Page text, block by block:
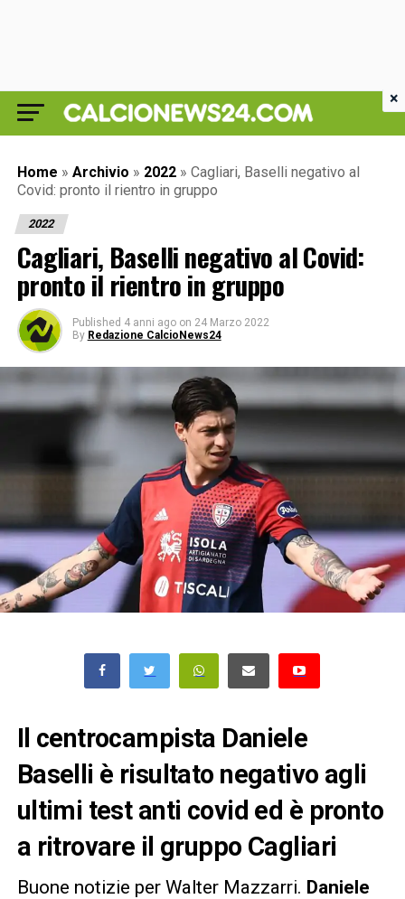
Home » Archivio » 2022 » Cagliari, Baselli negativo al
Covid: pronto il rientro in gruppo
2022
Cagliari, Baselli negativo al Covid:
pronto il rientro in gruppo
Published 4 anni ago on 24 Marzo 2022
By Redazione CalcioNews24
Il centrocampista Daniele
Baselli è risultato negativo agli
ultimi test anti covid ed è pronto
a ritrovare il gruppo Cagliari
Buone notizie per Walter Mazzarri. Daniele
×